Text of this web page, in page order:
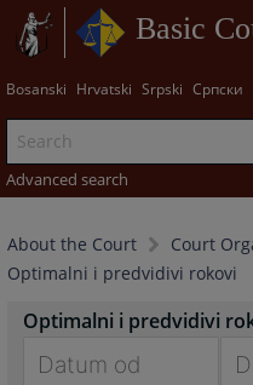
Basic
Bosanski Hrvatski Srpski Српски
Advanced search
About the Court
Court
Optimalni i predvidivi rokovi
Optimalni i predvidivi